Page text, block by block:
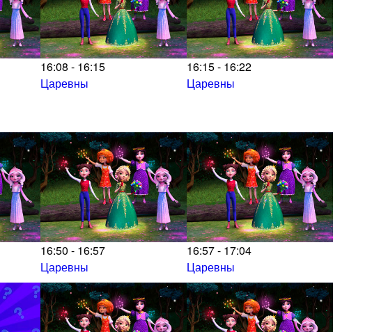
16:08 - 16:15
Царевны
16:15 - 16:22
Царевны
16:50 - 16:57
Царевны
16:57 - 17:04
Царевны